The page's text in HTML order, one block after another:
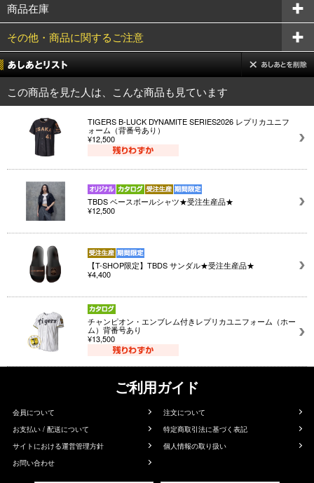
商品在庫
その他・商品に関するご注意
この商品を見た人は、こんな商品も見ています
TIGERS B-LUCK DYNAMITE SERIES2026 レプリカユニフ
ォーム（背番号あり）
¥12,500
TBDS ベースボールシャツ★受注生産品★
¥12,500
【T-SHOP限定】TBDS サンダル★受注生産品★
¥4,400
チャンピオン・エンブレム付きレプリカユニフォーム（ホー
ム）背番号あり
¥13,500
ご利用ガイド
会員について
注文について
お支払い / 配送について
特定商取引法に基づく表記
サイトにおける運営管理方針
個人情報の取り扱い
お問い合わせ